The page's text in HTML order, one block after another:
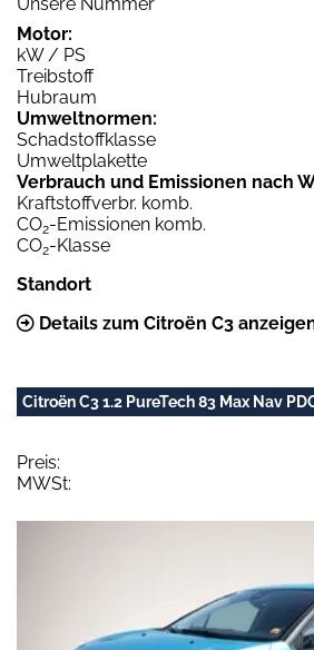
Motor:
kW / PS
Treibstoff
Hubraum
Umweltnormen:
Schadstoffklasse
Umweltplakette
Verbrauch und Emissionen nach
Kraftstoffverbr. komb.
CO2-Emissionen komb.
CO2-Klasse
Standort
Details zum Citroën C3
Citroën C3 1.2 PureTech 83 Max Nav
Preis:
MWSt: